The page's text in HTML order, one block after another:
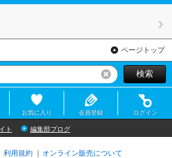
ページトップ
リセット検索
お気に入り 会員登録 ログイン
ト 編集部ブログ
利用規約
オンライン販売について